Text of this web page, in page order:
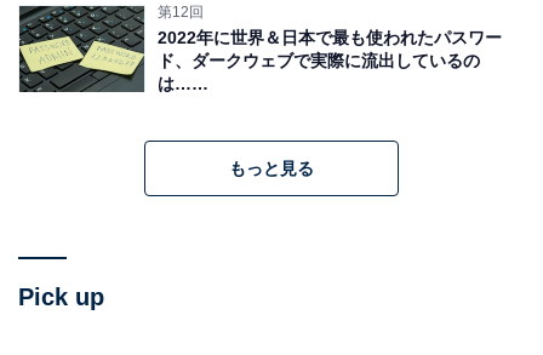
第12回
2022年に世界＆日本で最も使われたパスワー
ド、ダークウェブで実際に流出しているの
は……
もっと見る
Pick up